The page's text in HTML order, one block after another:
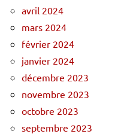
avril 2024
mars 2024
février 2024
janvier 2024
décembre 2023
novembre 2023
octobre 2023
septembre 2023